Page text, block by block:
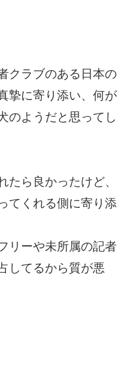
クラブのある日本の
摯に寄り添い、何が
のようだと思ってし
たら良かったけど、
てくれる側に寄り添
リーや未所属の記者
してるから質が悪